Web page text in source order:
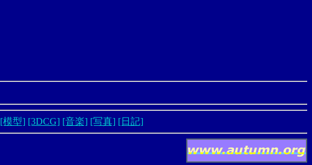
[模型] [3DCG] [音楽] [写真] [日記]